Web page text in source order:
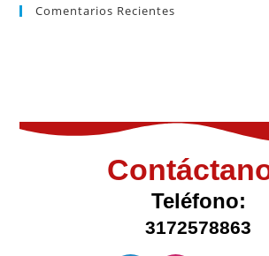
Comentarios Recientes
Teléfono:
3172578863